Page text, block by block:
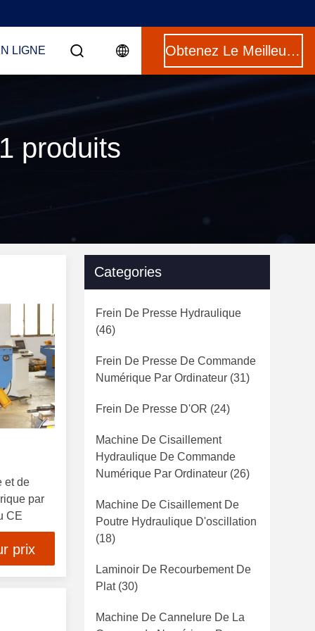
LIGNE Obtenez Le Meilleur Prix
produits
et de
par
CE
prix
Categories
Frein De Presse Hydraulique
(46)
Frein De Presse De Commande
Numérique Par Ordinateur (31)
Frein De Presse D'OR (24)
Machine De Cisaillement
Hydraulique De Commande
Numérique Par Ordinateur (26)
Machine De Cisaillement De
Poutre Hydraulique D'oscillation
(18)
Laminoir De Recourbement De
Plat(30)
Machine De Cannelure De La